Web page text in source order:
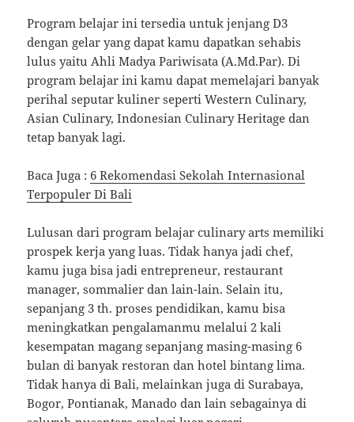
Program belajar ini tersedia untuk jenjang D3
dengan gelar yang dapat kamu dapatkan sehabis
lulus yaitu Ahli Madya Pariwisata (A.Md.Par). Di
program belajar ini kamu dapat memelajari banyak
perihal seputar kuliner seperti Western Culinary,
Asian Culinary, Indonesian Culinary Heritage dan
tetap banyak lagi.
Baca Juga : 6 Rekomendasi Sekolah Internasional
Terpopuler Di Bali
Lulusan dari program belajar culinary arts memiliki
prospek kerja yang luas. Tidak hanya jadi chef,
kamu juga bisa jadi entrepreneur, restaurant
manager, sommalier dan lain-lain. Selain itu,
sepanjang 3 th. proses pendidikan, kamu bisa
meningkatkan pengalamanmu melalui 2 kali
kesempatan magang sepanjang masing-masing 6
bulan di banyak restoran dan hotel bintang lima.
Tidak hanya di Bali, melainkan juga di Surabaya,
Bogor, Pontianak, Manado dan lain sebagainya di